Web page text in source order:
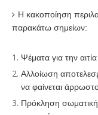
Η κακοποίηση
παρακάτω σημείων:
Ψέματα για την
Αλλοίωση
να φαίνεται
Πρόκληση